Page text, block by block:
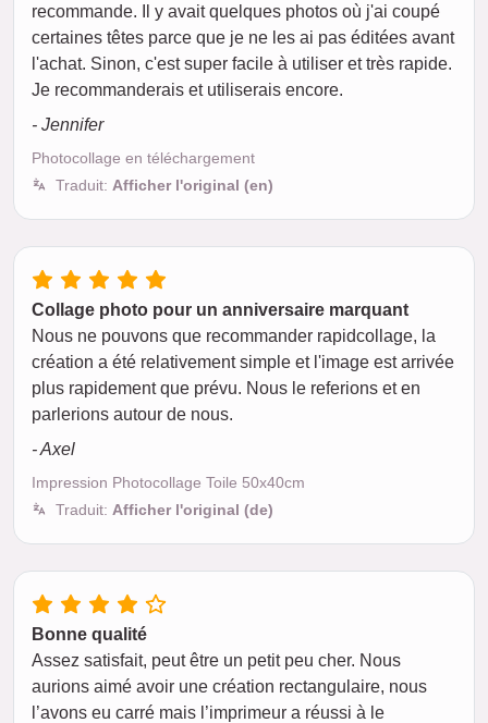
recommande. Il y avait quelques photos où j'ai coupé
certaines têtes parce que je ne les ai pas éditées avant
l'achat. Sinon, c'est super facile à utiliser et très rapide.
Je recommanderais et utiliserais encore.
- Jennifer
Photocollage en téléchargement
Traduit: Afficher l'original (en)
Collage photo pour un anniversaire marquant
Nous ne pouvons que recommander rapidcollage, la
création a été relativement simple et l'image est arrivée
plus rapidement que prévu. Nous le referions et en
parlerions autour de nous.
- Axel
Impression Photocollage Toile 50x40cm
Traduit: Afficher l'original (de)
Bonne qualité
Assez satisfait, peut être un petit peu cher. Nous
aurions aimé avoir une création rectangulaire, nous
l’avons eu carré mais l’imprimeur a réussi à le